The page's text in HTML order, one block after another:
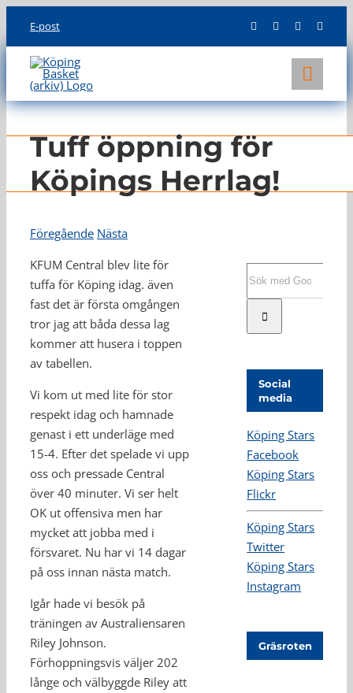
content
E-post
KLUBBEN
LAG
INFO
Tuff öppning för
Köpings Herrlag!
Föregående Nästa
KFUM Central blev lite för
tuffa för Köping idag. även
fast det är första omgången
tror jag att båda dessa lag
kommer att husera i toppen
av tabellen.
Vi kom ut med lite för stor
respekt idag och hamnade
genast i ett underläge med
15-4. Efter det spelade vi upp
oss och pressade Central
över 40 minuter. Vi ser helt
OK ut offensiva men har
mycket att jobba med i
försvaret. Nu har vi 14 dagar
på oss innan nästa match.
Igår hade vi besök på
träningen av Australiensaren
Riley Johnson.
Förhoppningsvis väljer 202
långe och välbyggde Riley att
Social
media
Köping Stars
Facebook
Köping Stars
Flickr
Köping Stars
Twitter
Köping Stars
Instagram
Gräsroten